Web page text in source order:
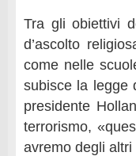
Tra gli obiettivi
d’ascolto
come nelle
subisce la legge
presidente
terrorismo,
avremo degli